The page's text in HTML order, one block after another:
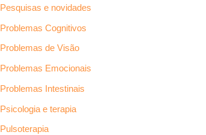
Pesquisas e novidades
Problemas Cognitivos
Problemas de Visão
Problemas Emocionais
Problemas Intestinais
Psicologia e terapia
Pulsoterapia